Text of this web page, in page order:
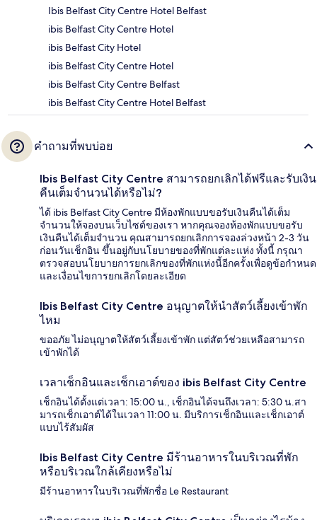
Ibis Belfast City Centre Hotel Belfast
ibis Belfast City Centre Hotel
ibis Belfast City Hotel
ibis Belfast City Centre Hotel
ibis Belfast City Centre Belfast
ibis Belfast City Centre Hotel Belfast
คำถามที่พบบ่อย
Ibis Belfast City Centre สามารถยกเลิกได้ฟรีและรับเงิน
คืนเต็มจำนวนได้หรือไม่?
ได้ ibis Belfast City Centre มีห้องพักแบบขอรับเงินคืนได้เต็ม
จำนวนให้จองบนเว็บไซต์ของเรา หากคุณจองห้องพักแบบขอรับ
เงินคืนได้เต็มจำนวน คุณสามารถยกเลิกการจองล่วงหน้า 2-3 วัน
ก่อนวันเช็กอิน ขึ้นอยู่กับนโยบายของที่พักแต่ละแห่ง ทั้งนี้ กรุณา
ตรวจสอบนโยบายการยกเลิกของที่พักแห่งนี้อีกครั้งเพื่อดูข้อกำหนด
และเงื่อนไขการยกเลิกโดยละเอียด
Ibis Belfast City Centre อนุญาตให้นำสัตว์เลี้ยงเข้าพัก
ไหม
ขออภัย ไม่อนุญาตให้สัตว์เลี้ยงเข้าพัก แต่สัตว์ช่วยเหลือสามารถ
เข้าพักได้
เวลาเช็กอินและเช็กเอาต์ของ ibis Belfast City Centre
เช็กอินได้ตั้งแต่เวลา: 15:00 น., เช็กอินได้จนถึงเวลา: 5:30 น.สา
มารถเช็กเอาต์ได้ในเวลา 11:00 น. มีบริการเช็กอินและเช็กเอาต์
แบบไร้สัมผัส
Ibis Belfast City Centre มีร้านอาหารในบริเวณที่พัก
หรือบริเวณใกล้เคียงหรือไม่
มีร้านอาหารในบริเวณที่พักชื่อ Le Restaurant